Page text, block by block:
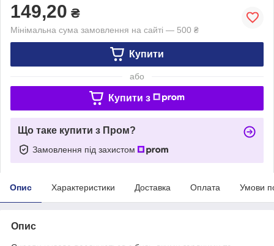
149,20 ₴
Мінімальна сума замовлення на сайті — 500 ₴
Купити
або
Купити з
Що таке купити з Пром?
Замовлення під захистом
Опис Характеристики Доставка Оплата Умови
Опис